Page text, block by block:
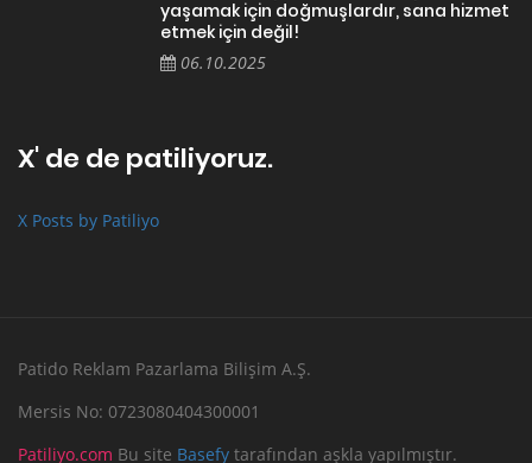
yaşamak için doğmuşlardır, sana hizmet
etmek için değil!
06.10.2025
X' de de patiliyoruz.
X Posts by Patiliyo
Patido Reklam Pazarlama Bilişim A.Ş.
Mersis No: 0723080404300001
Patiliyo.com Bu site Basefy tarafından aşkla yapılmıştır.